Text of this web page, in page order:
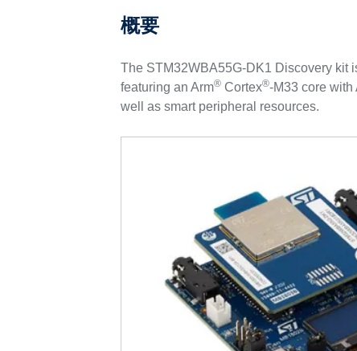
概要
The STM32WBA55G-DK1 Discovery kit
featuring an Arm® Cortex®‑M33 core with
well as smart peripheral resources.